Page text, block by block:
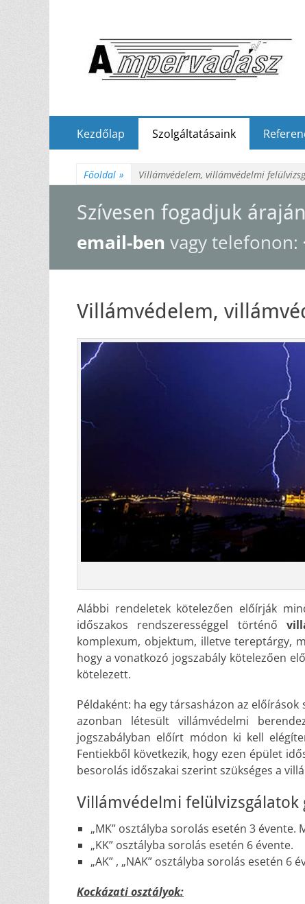
Elsődleges
menü
Tovább
Kezdőlap Szolgáltatásaink
Főoldal » Villámvédelem, villámvédelmi
Szívesen fogadjuk
email-ben vagy telefonon:
Villámvédelem,
Alábbi rendeletek kötelezően előírják
időszakos rendszerességgel történő
komplexum, objektum, illetve tereptárgy,
hogy a vonatkozó jogszabály kötelezően
kötelezett.
Példaként: ha egy társasházon az
azonban létesült villámvédelmi
jogszabályban előírt módon ki kell
Fentiekből következik, hogy ezen épület
besorolás időszakai szerint szükséges a
Villámvédelmi felülvizsgálatok
„MK” osztályba sorolás esetén 3 évente.
„KK” osztályba sorolás esetén 6 évente.
„AK” , „NAK” osztályba sorolás esetén 6
Kockázati osztályok: